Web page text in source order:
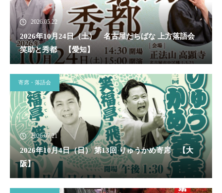
2026.05.22
2026年10月24日（土） 名古屋たちばな 上方落語会
笑助と秀都 【愛知】
寄席・落語会
2026.07.21
2026年10月4日（日） 第13回 りゅうかめ寄席 【大
阪】